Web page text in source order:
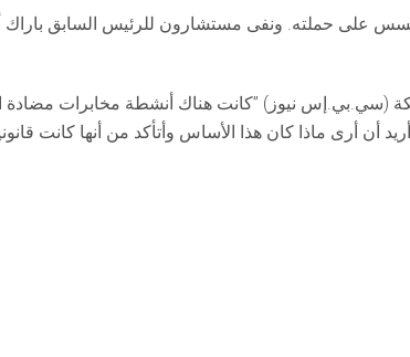
على حملته. ونفى مستشارون للرئيس السابق باراك
(سي.بي.إس نيوز) ”كانت هناك أنشطة مخابرات
أن أرى ماذا كان هذا الأساس وأتأكد من أنها كانت